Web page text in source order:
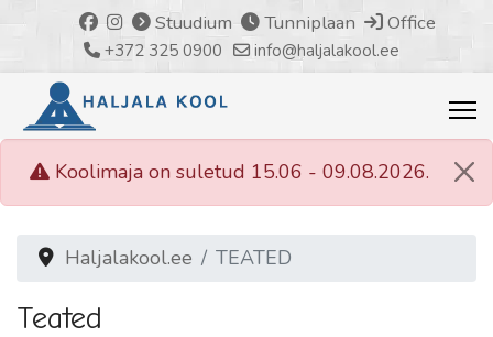
Stuudium Tunniplaan Office
+372 325 0900 info@haljalakool.ee
Koolimaja on suletud 15.06 - 09.08.2026.
Haljalakool.ee TEATED
Teated